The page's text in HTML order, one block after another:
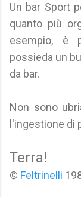
Un bar Sport
quanto più
esempio, è
possieda un
da bar.
Non sono
l'ingestione di
Terra!
© Feltrinelli